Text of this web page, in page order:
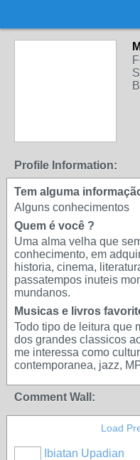
Profile Information:
Tem alguma
Alguns conhecimentos
Quem é você ?
Uma alma velha que
conhecimento, em
historia, cinema,
passatempos inuteis
mundanos.
Musicas e livros
Todo tipo de leitura que
dos grandes classicos
me interessa como
contemporanea, jazz,
Comment Wall:
Load
Ibiatan Upadian